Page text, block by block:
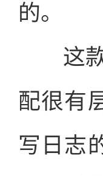
的。
这款
配很有
写日志